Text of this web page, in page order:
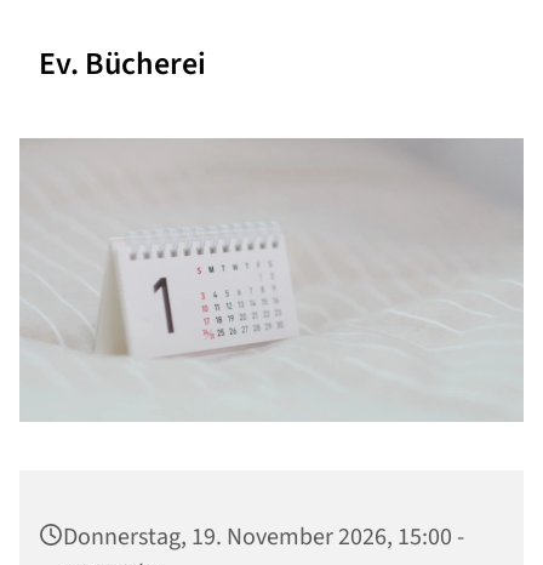
Ev. Bücherei
Donnerstag, 19. November 2026, 15:00 -